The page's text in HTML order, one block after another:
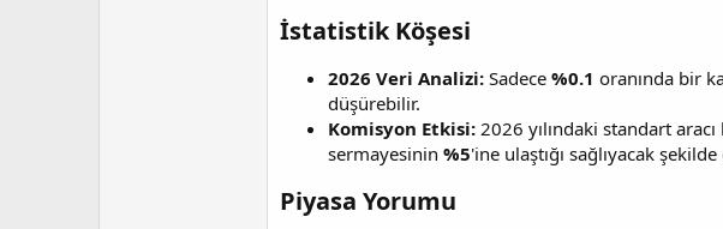
İstatistik Köşesi​
2026 Veri Analizi: Sadece %0.1 oranında bir
düşürebilir.
Komisyon Etkisi: 2026 yılındaki standart
sermayesinin %5'ine ulaştığı sağlıyacak
Piyasa Yorumu​